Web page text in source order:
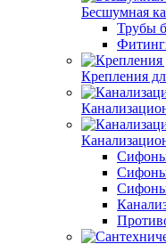
Бесшумная
Трубы
Крепления
Сифоны